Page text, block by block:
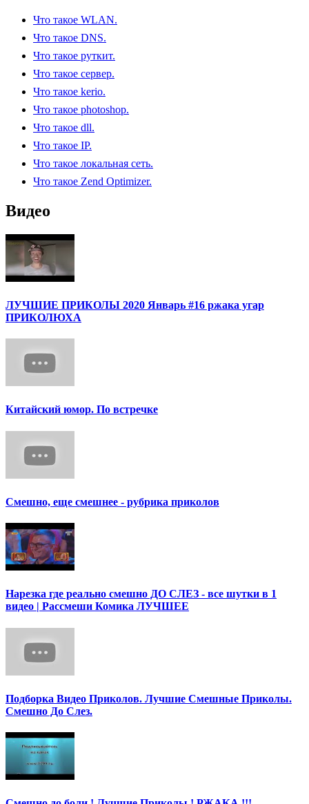
Что такое WLAN.
Что такое DNS.
Что такое руткит.
Что такое сервер.
Что такое kerio.
Что такое photoshop.
Что такое dll.
Что такое IP.
Что такое локальная сеть.
Что такое Zend Optimizer.
Видео
ЛУЧШИЕ ПРИКОЛЫ 2020 Январь #16 ржака угар
ПРИКОЛЮХА
Китайский юмор. По встречке
Смешно, еще смешнее - рубрика приколов
Нарезка где реально смешно ДО СЛЕЗ - все шутки в 1
видео | Рассмеши Комика ЛУЧШЕЕ
Подборка Видео Приколов. Лучшие Смешные Приколы.
Смешно До Слез.